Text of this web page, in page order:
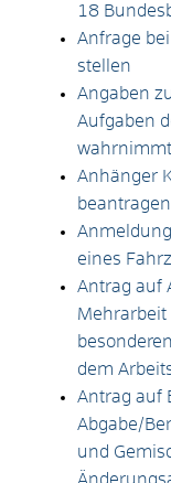
18
Anfrage
stellen
Angaben
Aufgaben
wahrnimmt
Anhänger
beantragen
eines
Antrag auf
Mehrarbeit
dem
Antrag auf
Abgabe/
und